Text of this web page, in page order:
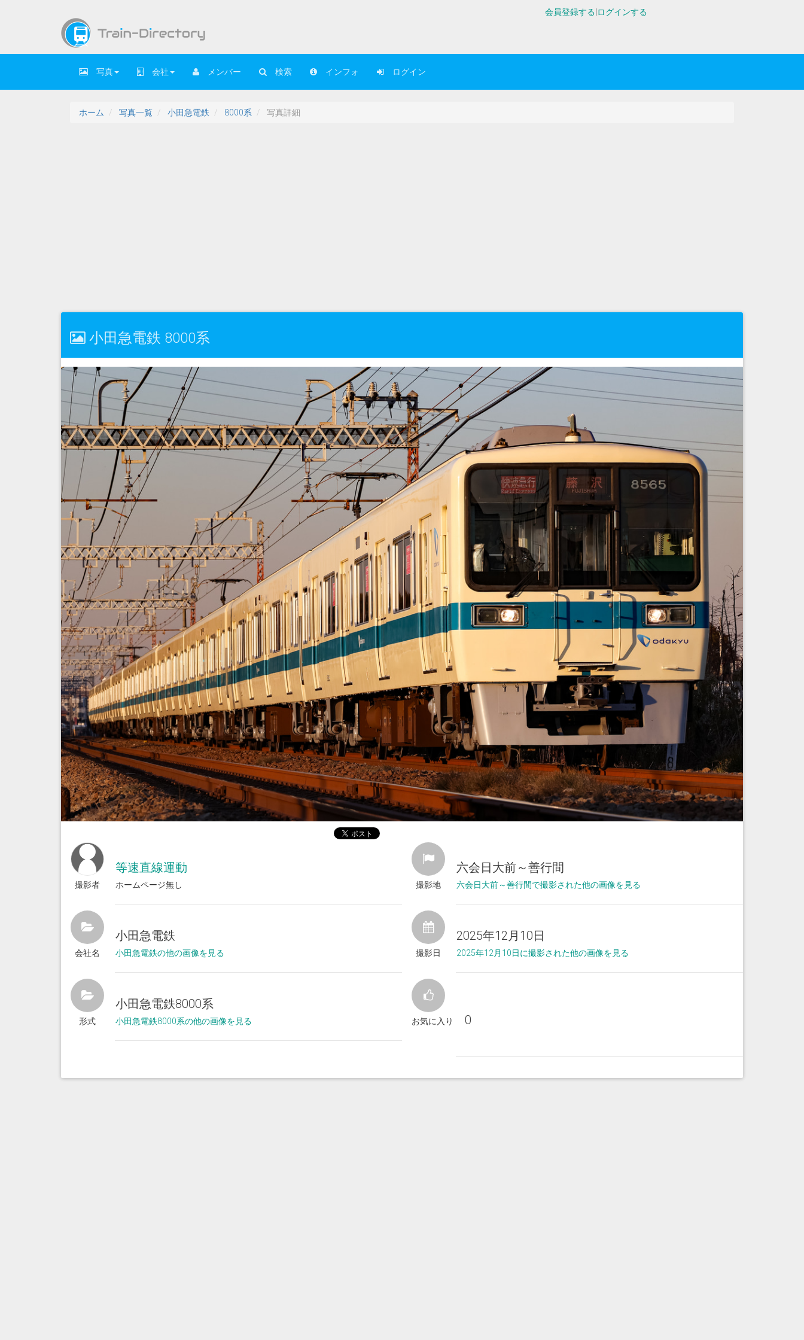
会員登録する ログインする
写真 会社 メンバー 検索 インフォ ログイン
ホーム 写真一覧 小田急電鉄 8000系 写真詳細
小田急電鉄 8000系
撮影者
等速直線運動
ホームページ無し
会社名
小田急電鉄
小田急電鉄の他の画像を見る
形式
小田急電鉄8000系
小田急電鉄8000系の他の画像を見る
撮影地
六会日大前～善行間
六会日大前～善行間で撮影された他の画像を見る
撮影日
2025年12月10日
2025年12月10日に撮影された他の画像を見る
お気に入り 0